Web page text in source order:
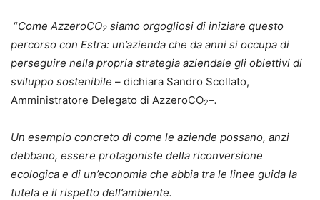
“Come AzzeroCO2 siamo orgogliosi di iniziare questo
percorso con Estra: un’azienda che da anni si occupa di
perseguire nella propria strategia aziendale gli obiettivi di
sviluppo sostenibile – dichiara Sandro Scollato,
Amministratore Delegato di AzzeroCO2–.
Un esempio concreto di come le aziende possano, anzi
debbano, essere protagoniste della riconversione
ecologica e di un’economia che abbia tra le linee guida la
tutela e il rispetto dell’ambiente.